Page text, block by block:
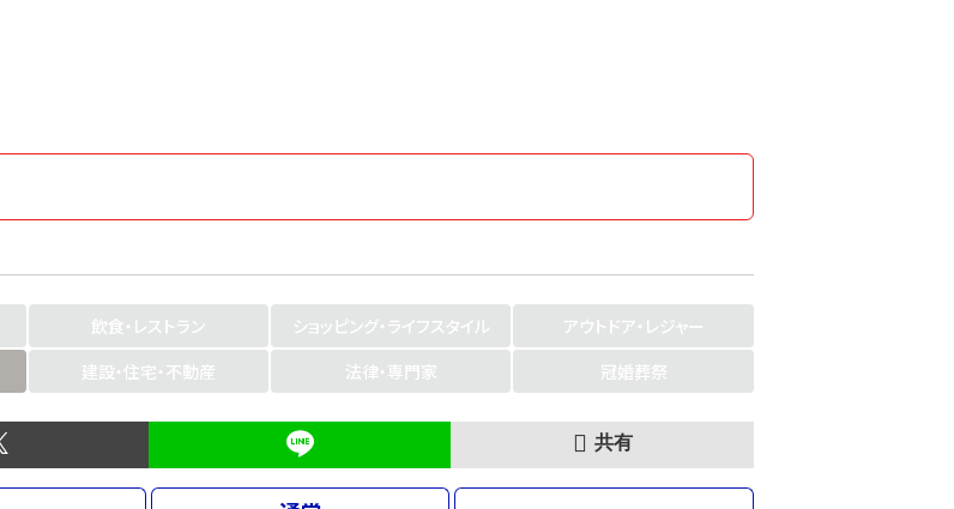
飲食・レストラン ショッピング・ライフスタイル
アウトドア・レジャー
建設・住宅・不動産 法律・専門家 冠婚葬祭
共有